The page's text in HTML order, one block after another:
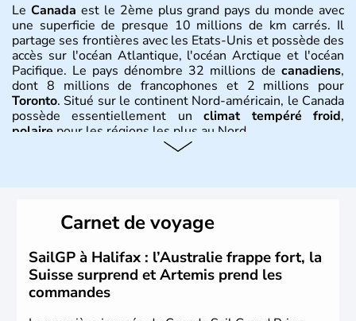
Le Canada est le 2ème plus grand pays du monde avec
une superficie de presque 10 millions de km carrés. Il
partage ses frontières avec les Etats-Unis et possède des
accès sur l'océan Atlantique, l'océan Arctique et l'océan
Pacifique. Le pays dénombre 32 millions de canadiens,
dont 8 millions de francophones et 2 millions pour
Toronto. Situé sur le continent Nord-américain, le Canada
possède essentiellement unclimat tempéré froid,
polaire pour les régions les plus au Nord.
territoire de la ville de Québec, le Canada passe ensuite
sous le contrôle des Britanniques. L'indépendance du
pays a été obtenue au cours d'un long processus qui s'est
étalé de 1867 à 1982. Le peuple autochtone des Inuits,
aujourd'hui appelé Eskimos, n'est découvert qu'au début
du XXème siècle lors d'une expédition dans le Grand
Nord.
Carnet de voyage
SailGP à Halifax : l’Australie frappe fort, la
Suisse surprend et Artemis prend les
commandes